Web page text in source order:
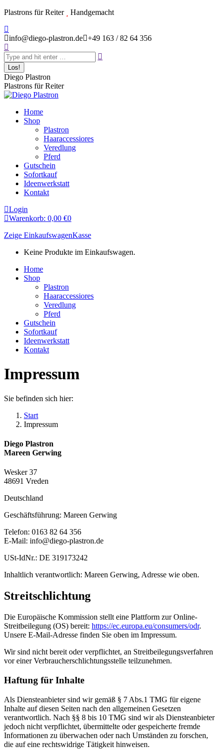
Zum
springen
Plastrons für Reiter
Handgemacht
page
in
new
window
info@diego-plastron.de +49 163 / 82 64 356
Search:
Diego Plastron
Plastrons für Reiter
Home
Shop
Plastron
Haaraccessiores
Veredlung
Pferd
Gutschein
Sofortkauf
Ideenwerkstatt
Kontakt
Login
Warenkorb: 0,00 €0
Zeige EinkaufswagenKasse
Keine Produkte im Einkaufswagen.
Home
Shop
Plastron
Haaraccessiores
Veredlung
Pferd
Gutschein
Sofortkauf
Ideenwerkstatt
Kontakt
Impressum
Sie befinden sich hier:
Start
Impressum
Diego Plastron
Mareen Gerwing
Wesker 37
48691 Vreden
Deutschland
Geschäftsführung: Mareen Gerwing
Telefon: 0163 82 64 356
E-Mail: info@diego-plastron.de
USt-IdNr.: DE 319173242
Inhaltlich verantwortlich: Mareen Gerwing, Adresse wie oben.
Streitschlichtung
Die Europäische Kommission stellt eine Plattform zur Online-
Streitbeilegung (OS) bereit: https://ec.europa.eu/consumers/odr.
Unsere E-Mail-Adresse finden Sie oben im Impressum.
Wir sind nicht bereit oder verpflichtet, an Streitbeilegungsverfahren
vor einer Verbraucherschlichtungsstelle teilzunehmen.
Haftung für Inhalte
Als Diensteanbieter sind wir gemäß § 7 Abs.1 TMG für eigene
Inhalte auf diesen Seiten nach den allgemeinen Gesetzen
verantwortlich. Nach §§ 8 bis 10 TMG sind wir als Diensteanbieter
jedoch nicht verpflichtet, übermittelte oder gespeicherte fremde
Informationen zu überwachen oder nach Umständen zu forschen,
die auf eine rechtswidrige Tätigkeit hinweisen.